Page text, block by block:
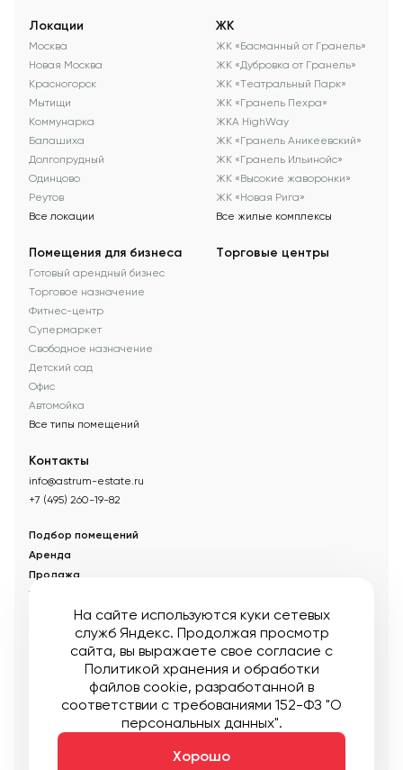
Локации
Москва
Новая Москва
Красногорск
Мытищи
Коммунарка
Балашиха
Долгопрудный
Одинцово
Реутов
Все локации
ЖК
ЖК «Басманный от Гранель»
ЖК «Дубровка от Гранель»
ЖК «Театральный Парк»
ЖК «Гранель Пехра»
ЖКА HighWay
ЖК «Гранель Аникеевский»
ЖК «Гранель Ильинойс»
ЖК «Высокие жаворонки»
ЖК «Новая Рига»
Все жилые комплексы
Помещения для бизнеса
Готовый арендный бизнес
Торговое назначение
Фитнес-центр
Супермаркет
Свободное назначение
Детский сад
Офис
Автомойка
Все типы помещений
Торговые центры
Контакты
info@astrum-estate.ru
+7 (495) 260-19-82
Подбор помещений
Аренда
Продажа
Управление недвижимостью
О компании
Новости
© Управляющая компания «Аструм Недвижимость».
Опубликованная на сайте информация носит информационный
характер и не является публичной офертой
На сайте используются куки сетевых
служб Яндекс. Продолжая просмотр
сайта, вы выражаете свое согласие с
Политикой хранения и обработки
файлов cookie, разработанной в
соответствии с требованиями 152-ФЗ "О
персональных данных".
Хорошо